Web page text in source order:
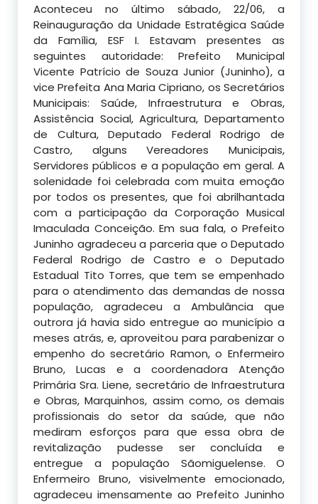
Aconteceu no último sábado, 22/06, a
Reinauguração da Unidade Estratégica Saúde
da Família, ESF I. Estavam presentes as
seguintes autoridade: Prefeito Municipal
Vicente Patrício de Souza Junior (Juninho), a
vice Prefeita Ana Maria Cipriano, os Secretários
Municipais: Saúde, Infraestrutura e Obras,
Assistência Social, Agricultura, Departamento
de Cultura, Deputado Federal Rodrigo de
Castro, alguns Vereadores Municipais,
Servidores públicos e a população em geral. A
solenidade foi celebrada com muita emoção
por todos os presentes, que foi abrilhantada
com a participação da Corporação Musical
Imaculada Conceição. Em sua fala, o Prefeito
Juninho agradeceu a parceria que o Deputado
Federal Rodrigo de Castro e o Deputado
Estadual Tito Torres, que tem se empenhado
para o atendimento das demandas de nossa
população, agradeceu a Ambulância que
outrora já havia sido entregue ao município a
meses atrás, e, aproveitou para parabenizar o
empenho do secretário Ramon, o Enfermeiro
Bruno, Lucas e a coordenadora Atenção
Primária Sra. Liene, secretário de Infraestrutura
e Obras, Marquinhos, assim como, os demais
profissionais do setor da saúde, que não
mediram esforços para que essa obra de
revitalização pudesse ser concluída e
entregue a população Sãomiguelense. O
Enfermeiro Bruno, visivelmente emocionado,
agradeceu imensamente ao Prefeito Juninho